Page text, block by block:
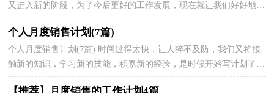
又进入新的阶段，为了今后更好的工作发展，现在就让我们好好地规
划一下吧。什么样的计划才是有效的呢？以下是小编精心...
个人月度销售计划(7篇)
个人月度销售计划(7篇) 时间过得太快，让人猝不及防，我们又将接
触新的知识，学习新的技能，积累新的经验，是时候开始写计划了。
那么你真正懂得怎么写好计划吗？以下是小编为大家整理的...